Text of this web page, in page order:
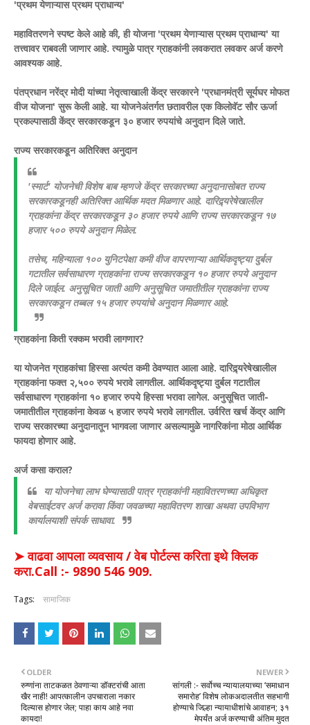
'प्रथम येणाऱ्यास प्रथम प्राधान्य'
महावितरणने स्पष्ट केले आहे की, ही योजना 'प्रथम येणाऱ्यास प्रथम प्राधान्य' या
तत्त्वावर राबवली जाणार आहे. त्यामुळे पात्र ग्राहकांनी लवकरात लवकर अर्ज करणे
आवश्यक आहे.
पंतप्रधान नरेंद्र मोदी यांच्या नेतृत्वाखाली केंद्र सरकारने 'प्रधानमंत्री सूर्यघर मोफत
वीज योजना' सुरू केली आहे. या योजनेअंतर्गत छतावरील एक किलोवॅट सौर ऊर्जा
प्रकल्पासाठी केंद्र सरकारकडून ३० हजार रुपयांचे अनुदान दिले जाते.
राज्य सरकारकडून अतिरिक्त अनुदान
'स्मार्ट' योजनेची विशेष बाब म्हणजे केंद्र सरकारच्या अनुदानासोबत राज्य
सरकारकडूनही अतिरिक्त आर्थिक मदत मिळणार आहे. दारिद्र्यरेषेखालील
ग्राहकांना केंद्र सरकारकडून ३० हजार रुपये आणि राज्य सरकारकडून १७
हजार ५०० रुपये अनुदान मिळेल.
तसेच, महिन्याला १०० युनिटपेक्षा कमी वीज वापरणाऱ्या आर्थिकदृष्ट्या दुर्बल
गटातील सर्वसाधारण ग्राहकांना राज्य सरकारकडून १० हजार रुपये अनुदान
दिले जाईल. अनुसूचित जाती आणि अनुसूचित जमातीतील ग्राहकांना राज्य
सरकारकडून तब्बल १५ हजार रुपयांचे अनुदान मिळणार आहे.
ग्राहकांना किती रक्कम भरावी लागणार?
या योजनेत ग्राहकांचा हिस्सा अत्यंत कमी ठेवण्यात आला आहे. दारिद्र्यरेषेखालील
ग्राहकांना फक्त २,५०० रुपये भरावे लागतील. आर्थिकदृष्ट्या दुर्बल गटातील
सर्वसाधारण ग्राहकांना १० हजार रुपये हिस्सा भरावा लागेल. अनुसूचित जाती-
जमातीतील ग्राहकांना केवळ ५ हजार रुपये भरावे लागतील. उर्वरित खर्च केंद्र आणि
राज्य सरकारच्या अनुदानातून भागवला जाणार असल्यामुळे नागरिकांना मोठा आर्थिक
फायदा होणार आहे.
अर्ज कसा कराल?
या योजनेचा लाभ घेण्यासाठी पात्र ग्राहकांनी महावितरणच्या अधिकृत
वेबसाईटवर अर्ज करावा किंवा जवळच्या महावितरण शाखा अथवा उपविभाग
कार्यालयाशी संपर्क साधावा.
➤ वाढवा आपला व्यवसाय / वेब पोर्टल्स करिता इथे क्लिक
करा.Call :- 9890 546 909.
Tags: सामाजिक
NEWER
सांगली :- सर्वोच्च न्यायालयाच्या ‘समाधान
समारोह’ विशेष लोकअदालतीत सहभागी
होण्याचे जिल्हा न्यायाधीशांचे आवाहन; ३१
मेपर्यंत अर्ज करण्याची अंतिम मुदत
OLDER
रुग्णांना ताटकळत ठेवणाऱ्या डॉक्टरांची आता
खैर नाही! आपत्कालीन उपचाराला नकार
दिल्यास होणार जेल; पाहा काय आहे नवा
कायदा!